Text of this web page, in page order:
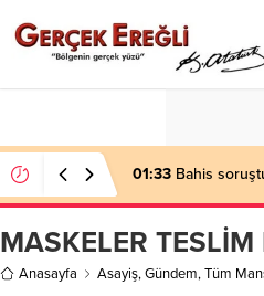
01:33 Bahis
MASKELER
Anasayfa Asayiş,Gündem,Tüm